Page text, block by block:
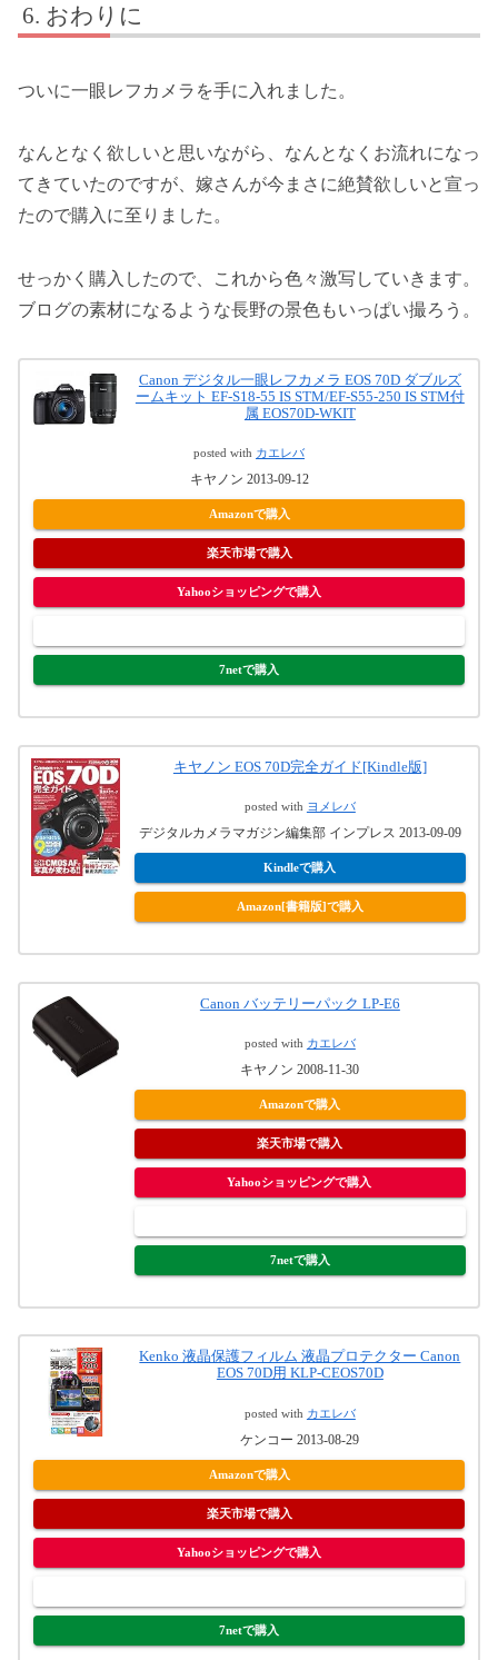
おわりに
ついに一眼レフカメラを手に入れました。
なんとなく欲しいと思いながら、なんとなくお流れになっ
てきていたのですが、嫁さんが今まさに絶賛欲しいと宣っ
たので購入に至りました。
せっかく購入したので、これから色々激写していきます。
ブログの素材になるような長野の景色もいっぱい撮ろう。
Canon デジタル一眼レフカメラ EOS 70D ダブルズ
ームキット EF-S18-55 IS STM/EF-S55-250 IS STM付
属 EOS70D-WKIT
posted with カエレバ
キヤノン 2013-09-12
Amazonで購入
楽天市場で購入
Yahooショッピングで購入
7netで購入
キヤノン EOS 70D完全ガイド[Kindle版]
posted with ヨメレバ
デジタルカメラマガジン編集部 インプレス 2013-09-09
Kindleで購入
Amazon[書籍版]で購入
Canon バッテリーパック LP-E6
posted with カエレバ
キヤノン 2008-11-30
Amazonで購入
楽天市場で購入
Yahooショッピングで購入
7netで購入
Kenko 液晶保護フィルム 液晶プロテクター Canon
EOS 70D用 KLP-CEOS70D
posted with カエレバ
ケンコー 2013-08-29
Amazonで購入
楽天市場で購入
Yahooショッピングで購入
7netで購入